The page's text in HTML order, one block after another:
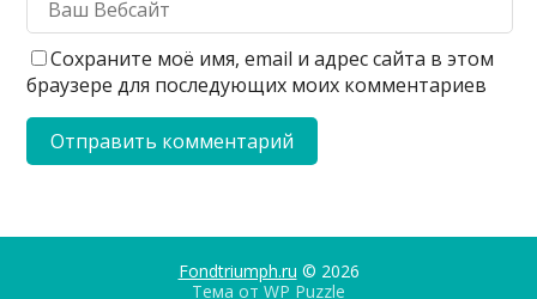
Сохраните моё имя, email и адрес сайта в этом
браузере для последующих моих комментариев
Fondtriumph.ru © 2026
Тема от WP Puzzle